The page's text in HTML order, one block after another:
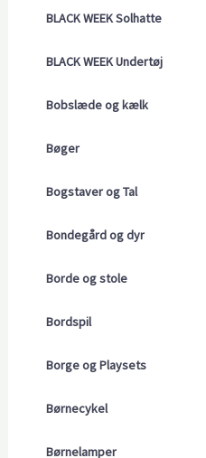
BLACK WEEK Solhatte
BLACK WEEK Undertøj
Bobslæde og kælk
Bøger
Bogstaver og Tal
Bondegård og dyr
Borde og stole
Bordspil
Borge og Playsets
Børnecykel
Børnelamper